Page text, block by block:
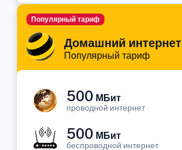
Домашний интернет
Популярный тариф
Популярный тариф
500 МБит
проводной интернет
500 МБит
беспроводной интернет